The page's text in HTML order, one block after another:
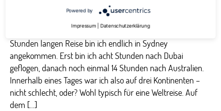
Afrika => Asien => Australien Puh! Nach einer mehr als 24
Stunden langen Reise bin ich endlich in Sydney
angekommen. Erst bin ich acht Stunden nach Dubai
geflogen, danach noch einmal 14 Stunden nach Australien.
Innerhalb eines Tages war ich also auf drei Kontinenten –
nicht schlecht, oder? Wohl typisch für eine Weltreise. Auf
dem […]
Powered by
Impressum Datenschutzerklärung